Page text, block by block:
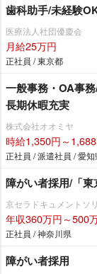
歯科助手/未経験
医療法人社団優慶会
月給25万円
正社員 / 東京都
一般事務・OA事
長期休暇充実
株式会社オオミヤ
時給1,350円～
正社員 / 派遣社員 / 愛知
障がい者採用/「
京セラドキュメントソ
年収360万円～500
正社員 / 神奈川県
障がい者採用